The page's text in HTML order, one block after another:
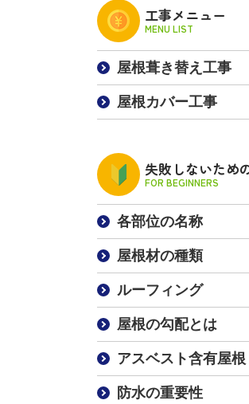
工事メニュー
MENU LIST
屋根葺き替え工事
屋根カバー工事
失敗しないため
FOR BEGINNERS
各部位の名称
屋根材の種類
ルーフィング
屋根の勾配とは
アスベスト含有屋根
防水の重要性